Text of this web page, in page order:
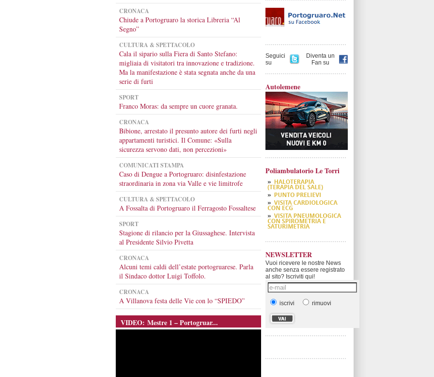
CRONACA
Chiude a Portogruaro la storica Libreria “Al
Segno”
CULTURA & SPETTACOLO
Cala il sipario sulla Fiera di Santo Stefano:
migliaia di visitatori tra innovazione e tradizione.
Ma la manifestazione è stata segnata anche da una
serie di furti
SPORT
Franco Moras: da sempre un cuore granata.
CRONACA
Bibione, arrestato il presunto autore dei furti negli
appartamenti turistici. Il Comune: «Sulla
sicurezza servono dati, non percezioni»
COMUNICATI STAMPA
Caso di Dengue a Portogruaro: disinfestazione
straordinaria in zona via Valle e vie limitrofe
CULTURA & SPETTACOLO
A Fossalta di Portogruaro il Ferragosto Fossaltese
SPORT
Stagione di rilancio per la Giussaghese. Intervista
al Presidente Silvio Pivetta
CRONACA
Alcuni temi caldi dell’estate portogruarese. Parla
il Sindaco dottor Luigi Toffolo.
CRONACA
A Villanova festa delle Vie con lo “SPIEDO”
VIDEO: Mestre 1 – Portogruar...
Seguici
su
Diventa un
Fan su
Autolemene
Poliambulatorio Le Torri
NEWSLETTER
Vuoi ricevere le nostre News
anche senza essere registrato
al sito? Iscriviti qui!
iscrivi rimuovi